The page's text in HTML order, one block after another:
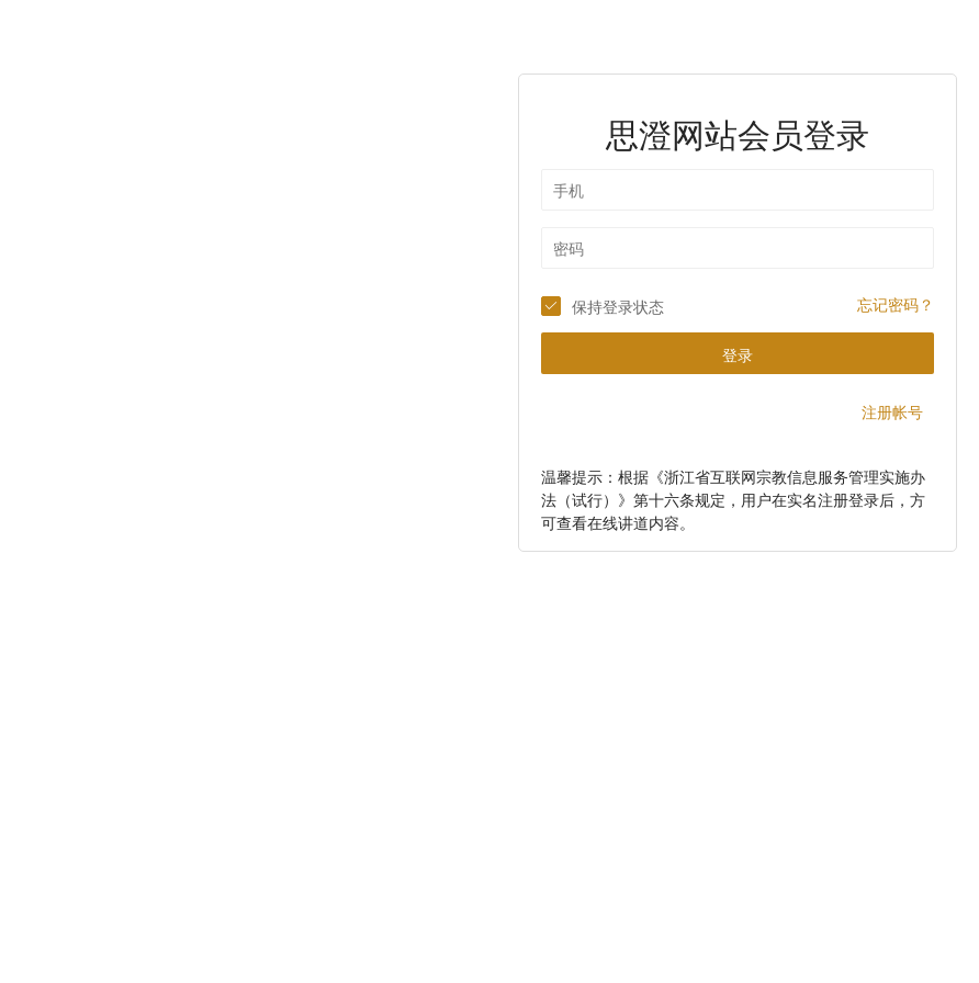
思澄网站会员登录
保持登录状态 忘记密码？
登录
注册帐号
温馨提示：根据《浙江省互联网宗教信息服务管理实施办
法（试行）》第十六条规定，用户在实名注册登录后，方
可查看在线讲道内容。